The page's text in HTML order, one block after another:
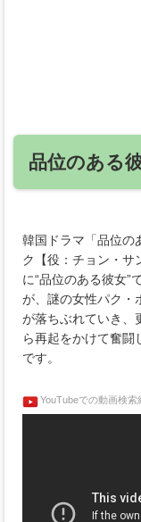
品位のある
韓国ドラマ「品位の
ク【役：チョン・サ
に“品位のある彼女”
が、謎の女性パク・
が落ちぶれていき、
ら再起をかけて奮闘
です。
YouTubeでの動画検索